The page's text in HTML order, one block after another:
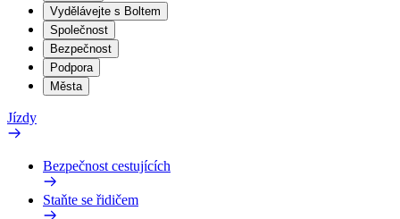
Vydělávejte s Boltem
Společnost
Bezpečnost
Podpora
Města
Jízdy
Bezpečnost cestujících
Staňte se řidičem